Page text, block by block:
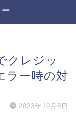
クレジッ
ラー時の対
2023年10月8日